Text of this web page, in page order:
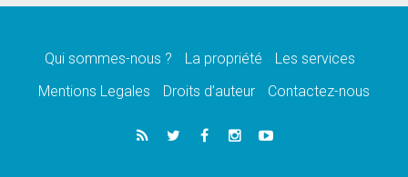
07.08.2026
07.08.2026
lancement des «dix jours de prière pour la
paix»
06.08.2026
Préparatifs des JMJ 2027 à Séoul: «c'est
Qui sommes-nous ? La propriété
Les services
Mentions Legales
Droits d’auteur Contactez-nous